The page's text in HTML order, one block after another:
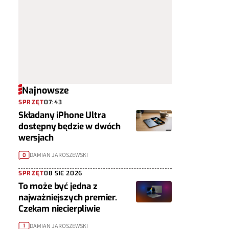
Najnowsze
SPRZĘT07:43
Składany iPhone Ultra
dostępny będzie w dwóch
wersjach
0 DAMIAN JAROSZEWSKI
SPRZĘT08 SIE 2026
To może być jedna z
najważniejszych premier.
Czekam niecierpliwie
1 DAMIAN JAROSZEWSKI